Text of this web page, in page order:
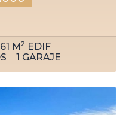
61 M2 EDIF
1 GARAJE